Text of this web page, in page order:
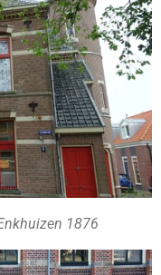
1876